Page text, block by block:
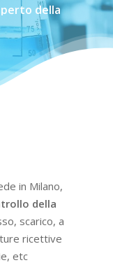
della
in Milano,
della
scarico, a
ricettive
etc